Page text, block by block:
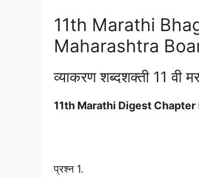
11th Marathi
Maharashtra
व्याकरण शब्दशक्ती 11 वी
11th Marathi Digest Chapter
प्रश्न 1.